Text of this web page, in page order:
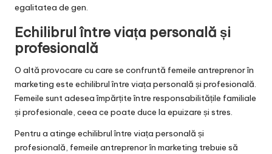
egalitatea de gen.
Echilibrul între viața personală și
profesională
O altă provocare cu care se confruntă femeile antreprenor în
marketing este echilibrul între viața personală și profesională.
Femeile sunt adesea împărțite între responsabilitățile familiale
și profesionale, ceea ce poate duce la epuizare și stres.
Pentru a atinge echilibrul între viața personală și
profesională, femeile antreprenor în marketing trebuie să